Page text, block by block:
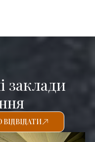
заклади
ВІДВІДАТИ